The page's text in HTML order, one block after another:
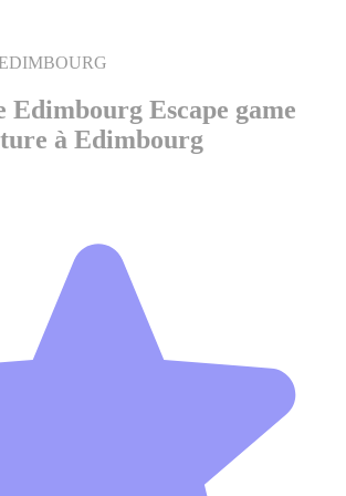
Edimbourg Escape game
à Edimbourg